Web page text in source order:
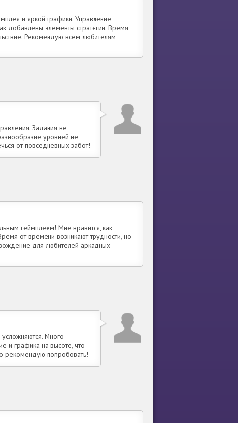
и яркой графики. Управление
добавлены элементы стратегии. Время
Рекомендую всем любителям
Задания не
уровней не
от повседневных забот!
геймплеем! Мне нравится, как
от времени возникают трудности, но
для любителей аркадных
Много
и графика на высоте, что
рекомендую попробовать!